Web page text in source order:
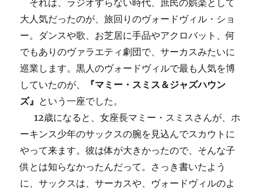
それは、ラジオすらない時代、庶民の娯楽として
大人気だったのが、旅回りのヴォードヴィル・ショ
ー。ダンスや歌、お芝居に手品やアクロバット、何
でもありのヴァラエティ劇団で、サーカスみたいに
巡業します。黒人のヴォードヴィルで最も人気を博
していたのが、
『マミー・スミス＆ジャズハウン
ズ』 という一座でした。
12歳になると、女座長マミー・スミスさんが、ホ
ーキンス少年のサックスの腕を見込んでスカウトに
やって来ます。彼は体が大きかったので、そんな子
供とは知らなかったんだって。さっき書いたよう
に、サックスは、サーカスや、ヴォードヴィルのよ